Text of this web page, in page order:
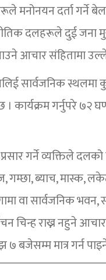
मनोनयन दर्ता गर्ने
दलहरूले दुई जना
आचार संहितामा
सार्वजनिक
गर्नुपरे ७२
गर्ने व्यक्तिले
गम्छा, ब्याच, मास्क,
वा सार्वजनिक भवन,
चिन्ह राख्न नहुने
७ बजेसम्म मात्र गर्न